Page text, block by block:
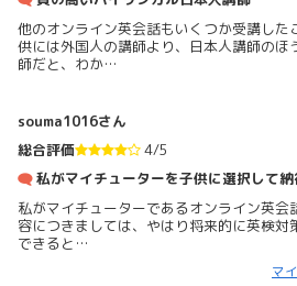
他のオンライン英会話もいくつか受講した
供には外国人の講師より、日本人講師のほ
師だと、わか…
souma1016さん
総合評価
4/5
私がマイチューターを子供に選択して
私がマイチューターであるオンライン英会
容につきましては、やはり将来的に英検対
できると…
マ